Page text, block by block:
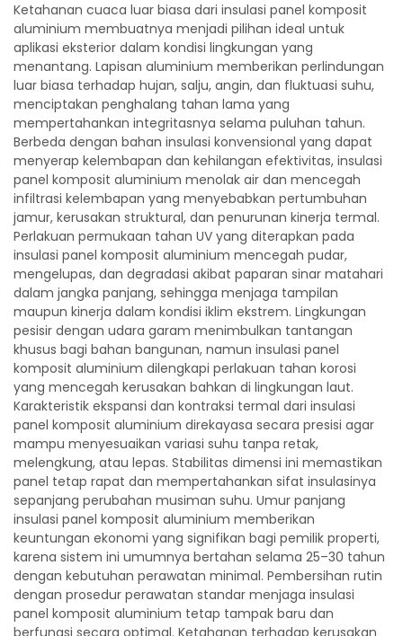
Ketahanan cuaca luar biasa dari insulasi panel komposit
aluminium membuatnya menjadi pilihan ideal untuk
aplikasi eksterior dalam kondisi lingkungan yang
menantang. Lapisan aluminium memberikan perlindungan
luar biasa terhadap hujan, salju, angin, dan fluktuasi suhu,
menciptakan penghalang tahan lama yang
mempertahankan integritasnya selama puluhan tahun.
Berbeda dengan bahan insulasi konvensional yang dapat
menyerap kelembapan dan kehilangan efektivitas, insulasi
panel komposit aluminium menolak air dan mencegah
infiltrasi kelembapan yang menyebabkan pertumbuhan
jamur, kerusakan struktural, dan penurunan kinerja termal.
Perlakuan permukaan tahan UV yang diterapkan pada
insulasi panel komposit aluminium mencegah pudar,
mengelupas, dan degradasi akibat paparan sinar matahari
dalam jangka panjang, sehingga menjaga tampilan
maupun kinerja dalam kondisi iklim ekstrem. Lingkungan
pesisir dengan udara garam menimbulkan tantangan
khusus bagi bahan bangunan, namun insulasi panel
komposit aluminium dilengkapi perlakuan tahan korosi
yang mencegah kerusakan bahkan di lingkungan laut.
Karakteristik ekspansi dan kontraksi termal dari insulasi
panel komposit aluminium direkayasa secara presisi agar
mampu menyesuaikan variasi suhu tanpa retak,
melengkung, atau lepas. Stabilitas dimensi ini memastikan
panel tetap rapat dan mempertahankan sifat insulasinya
sepanjang perubahan musiman suhu. Umur panjang
insulasi panel komposit aluminium memberikan
keuntungan ekonomi yang signifikan bagi pemilik properti,
karena sistem ini umumnya bertahan selama 25–30 tahun
dengan kebutuhan perawatan minimal. Pembersihan rutin
dengan prosedur perawatan standar menjaga insulasi
panel komposit aluminium tetap tampak baru dan
berfungsi secara optimal. Ketahanan terhadap kerusakan